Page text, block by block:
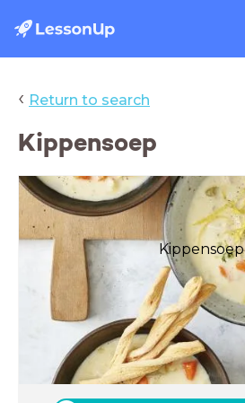
‹ Return to search
Kippensoep
Kippensoep